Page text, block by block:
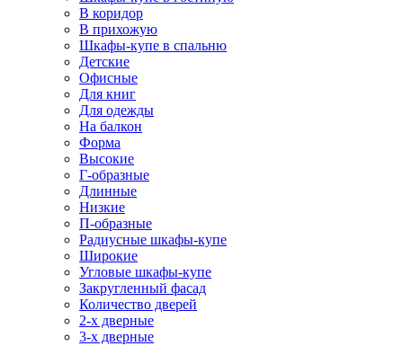
В коридор
В прихожую
Шкафы-купе в спальню
Детские
Офисные
Для книг
Для одежды
На балкон
Форма
Высокие
Г-образные
Длинные
Низкие
П-образные
Радиусные шкафы-купе
Широкие
Угловые шкафы-купе
Закругленный фасад
Количество дверей
2-х дверные
3-х дверные